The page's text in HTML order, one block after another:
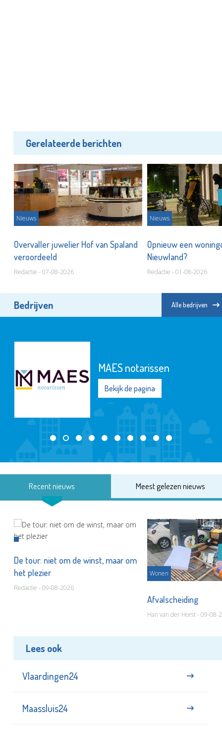
Gerelateerde berichten
Nieuws
Overvaller juwelier Hof van Spaland
veroordeeld
Redactie - 07-08-2026
Nieuws
Opnieuw een
Nieuwland?
Redactie - 01-08-2026
Bedrijven Alle bedrijven
MAES notarissen
Bekijk de pagina
Recent nieuws Meest gelezen nieuws
De tour: niet om de winst, maar om
het plezier
Redactie - 09-08-2026
Wonen
Afvalscheiding
Han van der Horst - 09-08-
Lees ook
Vlaardingen24
Maassluis24